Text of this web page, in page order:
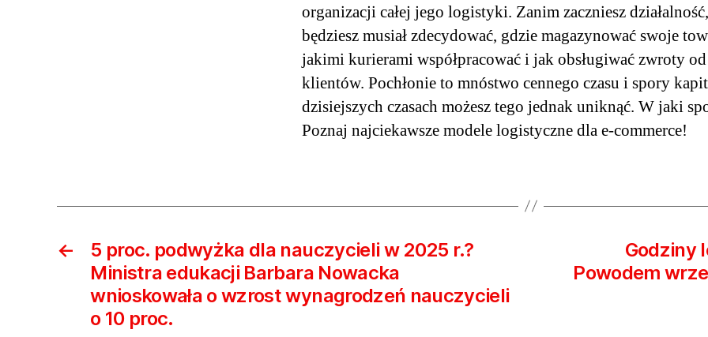
organizacji całej jego logistyki. Zanim zaczniesz działalność,
będziesz musiał zdecydować, gdzie magazynować swoje
jakimi kurierami współpracować i jak obsługiwać zwroty od
klientów. Pochłonie to mnóstwo cennego czasu i spory
dzisiejszych czasach możesz tego jednak uniknąć. W jaki
Poznaj najciekawsze modele logistyczne dla e-commerce!
←
5 proc. podwyżka dla nauczycieli w 2025 r.?
Ministra edukacji Barbara Nowacka
wnioskowała o wzrost wynagrodzeń nauczycieli
o 10 proc.
Godziny
Powodem